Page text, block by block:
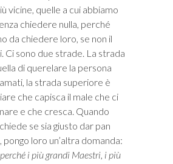
vicine, quelle a cui abbiamo
chiedere nulla, perché
da chiedere loro, se non il
Ci sono due strade. La strada
di querelare la persona
la strada superiore è
che capisca il male che ci
e che cresca. Quando
se sia giusto dar pan
loro un’altra domanda:
i più grandi Maestri, i più